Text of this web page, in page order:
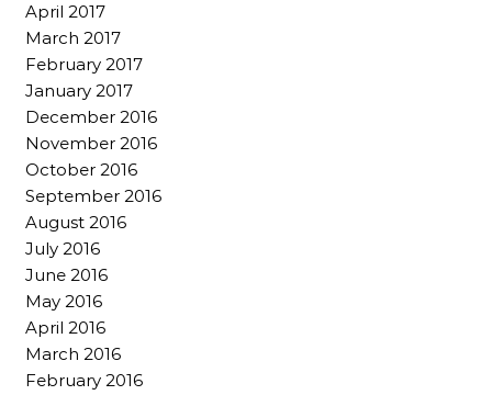
April 2017
March 2017
February 2017
January 2017
December 2016
November 2016
October 2016
September 2016
August 2016
July 2016
June 2016
May 2016
April 2016
March 2016
February 2016